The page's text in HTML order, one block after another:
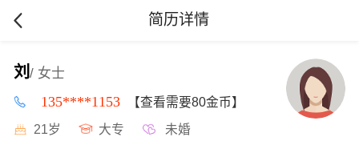
简历详情
刘 / 女士
135****1153 【查看需要80金币】
21岁 大专 未婚